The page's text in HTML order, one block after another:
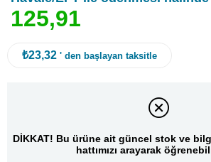
125,91
₺23,32 ' den başlayan taksitle
DİKKAT! Bu ürüne ait güncel stok ve
hattımızı arayarak